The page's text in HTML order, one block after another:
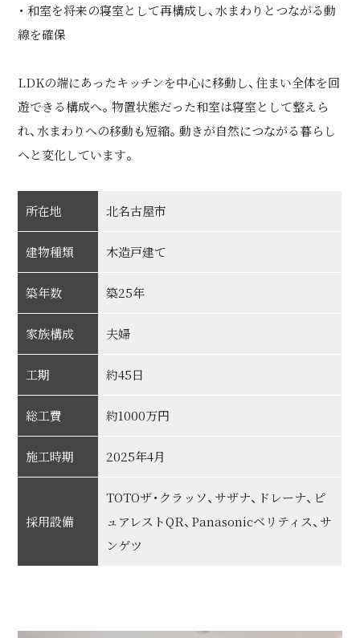
・ 和室を将来の寝室として再構成し、水まわりとつながる動
線を確保
LDKの端にあったキッチンを中心に移動し、住まい全体を回
遊できる構成へ。物置状態だった和室は寝室として整えら
れ、水まわりへの移動も短縮。動きが自然につながる暮らし
へと変化しています。
所在地 北名古屋市
建物種類 木造戸建て
築年数 築25年
家族構成 夫婦
工期 約45日
総工費 約1000万円
施工時期 2025年4月
採用設備
TOTOザ・クラッソ、サザナ、ドレーナ、ピ
ュアレストQR、Panasonicベリティス、サ
ンゲツ